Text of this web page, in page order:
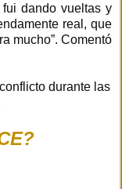
dando vueltas y
real, que
mucho”. Comentó
durante las